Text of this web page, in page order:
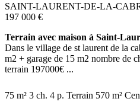
SAINT-LAURENT-DE-LA-
197 000 €
Terrain avec maison à Saint-
Dans le village de st laurent de la
m2 + garage de 15 m2 nombre de
terrain 197000€ ...
75 m² 3 ch. 4 p. Terrain 570 m²